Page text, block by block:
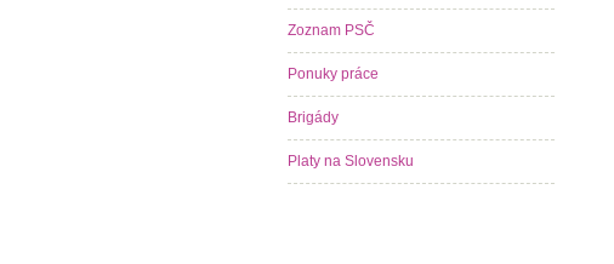
Zoznam PSČ
Ponuky práce
Brigády
Platy na Slovensku